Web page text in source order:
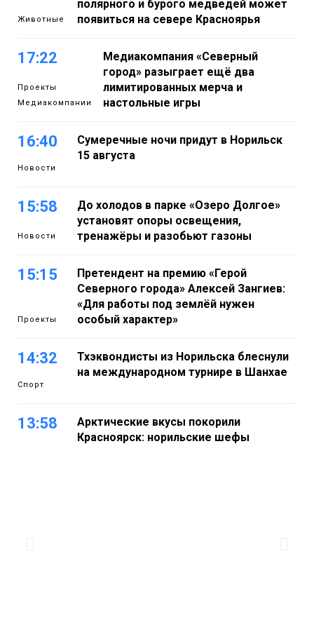
Животные
полярного и бурого медведей может
появиться на севере Красноярья
17:22
Проекты
Медиакомпании
Медиакомпания «Северный
город» разыграет ещё два
лимитированных мерча и
настольные игры
16:40
Новости
Сумеречные ночи придут в Норильск
15 августа
15:58
Новости
До холодов в парке «Озеро Долгое»
установят опоры освещения,
тренажёры и разобьют газоны
15:15
Проекты
Претендент на премию «Герой
Северного города» Алексей Зангиев:
«Для работы под землёй нужен
особый характер»
14:32
Спорт
Тхэквондисты из Норильска блеснули
на международном турнире в Шанхае
13:58
Арктические вкусы покорили
Красноярск: норильские шефы